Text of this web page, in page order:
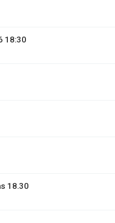
18:30
18.30